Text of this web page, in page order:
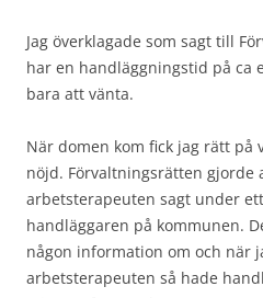
Jag överklagade som sagt till
har en handläggningstid på ca
bara att vänta.
När domen kom fick jag rätt på
nöjd. Förvaltningsrätten gjorde
arbetsterapeuten sagt under
handläggaren på kommunen.
någon information om och när
arbetsterapeuten så hade